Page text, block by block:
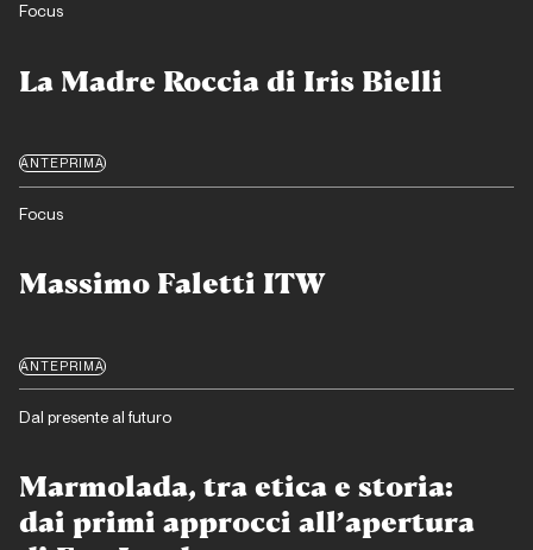
La Madre Roccia di Iris Bielli
Focus
ANTEPRIMA
Massimo Faletti ITW
Focus
ANTEPRIMA
Marmolada, tra etica e storia:
dai primi approcci all’apertura
Dal presente al futuro